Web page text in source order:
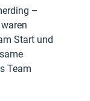
–
Start und
Team